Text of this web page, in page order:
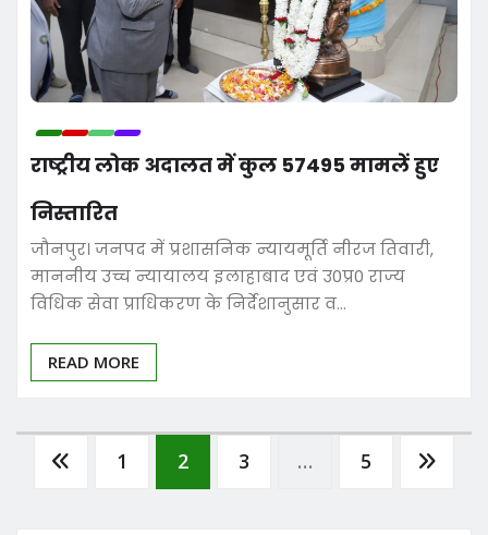
राष्ट्रीय लोक अदालत में कुल 57495 मामलें हुए
निस्तारित
जौनपुर। जनपद में प्रशासनिक न्यायमूर्ति नीरज तिवारी,
माननीय उच्च न्यायालय इलाहाबाद एवं उ0प्र0 राज्य
विधिक सेवा प्राधिकरण के निर्देशानुसार व…
READ MORE
Posts
1 2 3 … 5